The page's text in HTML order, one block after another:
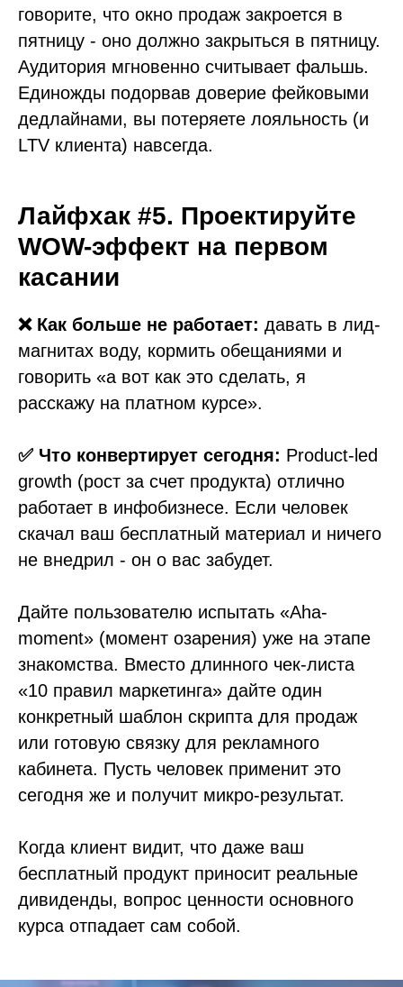
говорите, что окно продаж закроется в
пятницу - оно должно закрыться в пятницу.
Аудитория мгновенно считывает фальшь.
Единожды подорвав доверие фейковыми
дедлайнами, вы потеряете лояльность (и
LTV клиента) навсегда.
Лайфхак #5. Проектируйте
WOW-эффект на первом
касании
❌ Как больше не работает: давать в лид-
магнитах воду, кормить обещаниями и
говорить «а вот как это сделать, я
расскажу на платном курсе».
✅ Что конвертирует сегодня: Product-led
growth (рост за счет продукта) отлично
работает в инфобизнесе. Если человек
скачал ваш бесплатный материал и ничего
не внедрил - он о вас забудет.
Дайте пользователю испытать «Aha-
moment» (момент озарения) уже на этапе
знакомства. Вместо длинного чек-листа
«10 правил маркетинга» дайте один
конкретный шаблон скрипта для продаж
или готовую связку для рекламного
кабинета. Пусть человек применит это
сегодня же и получит микро-результат.
Когда клиент видит, что даже ваш
бесплатный продукт приносит реальные
дивиденды, вопрос ценности основного
курса отпадает сам собой.